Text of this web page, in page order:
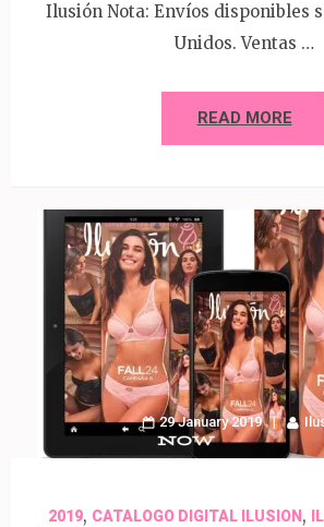
Ilusión Nota: Envíos disponibles
Unidos. Ventas …
READ MORE
29 January 2019
2019, CATALOGO DIGITAL ILUSION,